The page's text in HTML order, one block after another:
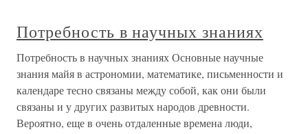
Потребность в научных знаниях
Потребность в научных знаниях Основные научные
знания майя в астрономии, математике, письменности и
календаре тесно связаны между собой, как они были
связаны и у других развитых народов древности.
Вероятно, еще в очень отдаленные времена люди,